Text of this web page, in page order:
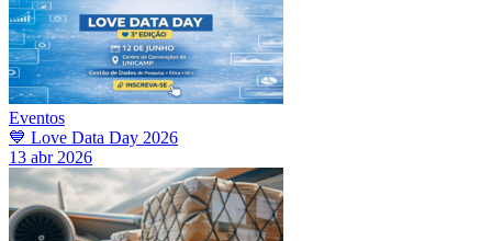
Eventos
💙 Love Data Day 2026
13 abr 2026